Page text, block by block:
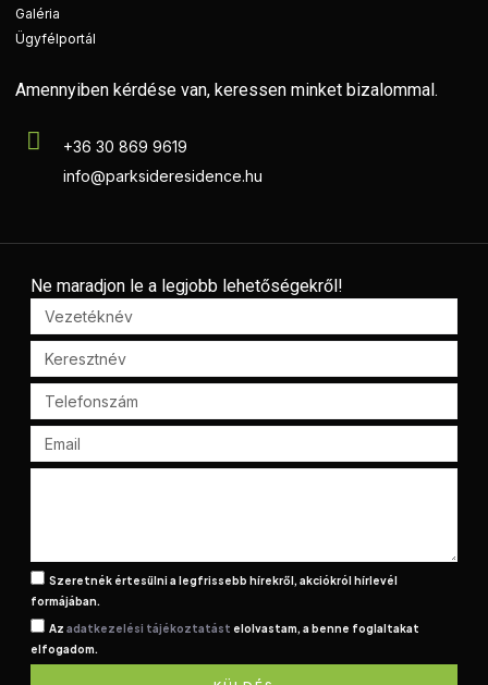
Galéria
Ügyfélportál
Amennyiben kérdése van, keressen minket bizalommal.
+36 30 869 9619
info@parksideresidence.hu
Ne maradjon le a legjobb lehetőségekről!
Szeretnék értesülni a legfrissebb hírekről, akciókról hírlevél
formájában.
Az adatkezelési tájékoztatást elolvastam, a benne foglaltakat
elfogadom.